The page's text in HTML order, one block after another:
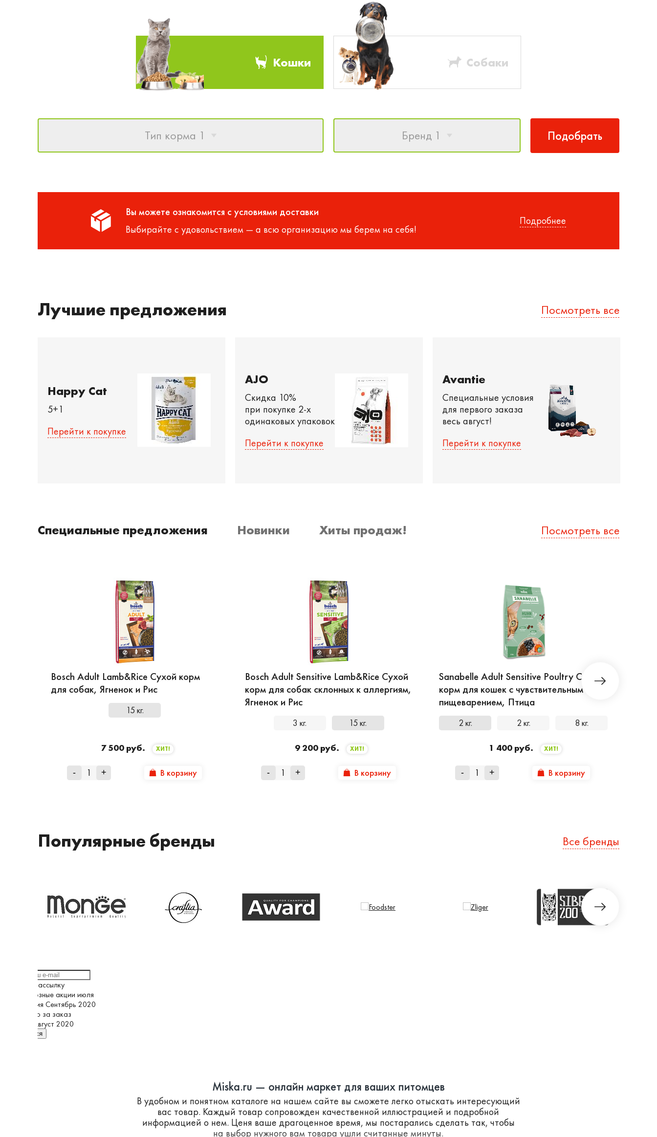
Кошки Собаки
Тип корма 1 Бренд 1 Подобрать
Вы можете ознакомится с условиями доставки
Выбирайте с удовольствием — а всю организацию мы берем на себя!
Подробнее
Лучшие предложения Посмотреть все
Happy Cat
5+1
Перейти к покупке
AJO
Скидка 10%
при покупке 2-х
одинаковых упаковок
Перейти к покупке
Avantie
Специальные условия
для первого заказа
весь август!
Перейти к покупке
Специальные предложения Новинки Хиты продаж! Посмотреть все
Bosch Adult Lamb&Rice Сухой корм
для собак, Ягненок и Рис
15 кг.
7 500 руб. ХИТ!
- + В корзину
Bosch Adult Sensitive Lamb&Rice Сухой
корм для собак склонных к аллергиям,
Ягненок и Рис
3 кг. 15 кг.
9 200 руб. ХИТ!
- + В корзину
Sanabelle Adult Sensitive Poultry Сухой
корм для кошек с чувствительным
пищеварением, Птица
2 кг. 2 кг. 8 кг.
1 400 руб. ХИТ!
- + В корзину
Популярные бренды Все бренды
Выберите рассылку
Грандиозные акции июля
Кампания Сентябрь 2020
Спасибо за заказ
Супер Август 2020
Подписаться
Miska.ru — онлайн маркет для ваших питомцев
В удобном и понятном каталоге на нашем сайте вы сможете легко отыскать интересующий
вас товар. Каждый товар сопровожден качественной иллюстрацией и подробной
информацией о нем. Ценя ваше драгоценное время, мы постарались сделать так, чтобы
на выбор нужного вам товара ушли считанные минуты.